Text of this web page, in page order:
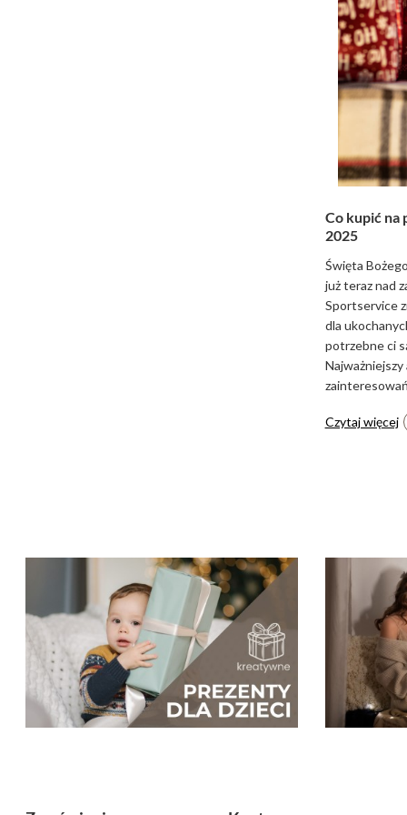
Co kupić na
2025
Święta
już teraz nad
Sportservice
dla
potrzebne ci
Czytaj więcej